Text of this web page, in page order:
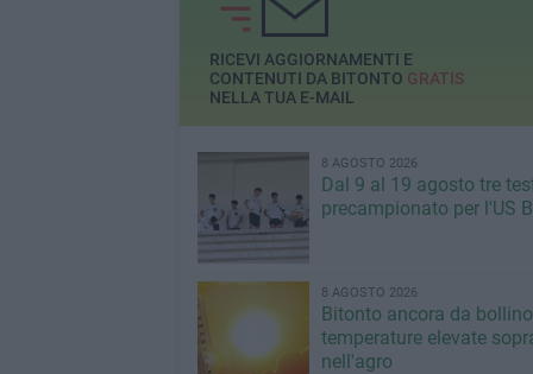
RICEVI AGGIORNAMENTI E
CONTENUTI DA BITONTO GRATIS
NELLA TUA E-MAIL
8 AGOSTO 2026
Dal 9 al 19 agosto tre
precampionato per l'US
8 AGOSTO 2026
Bitonto ancora da
temperature elevate
nell'agro